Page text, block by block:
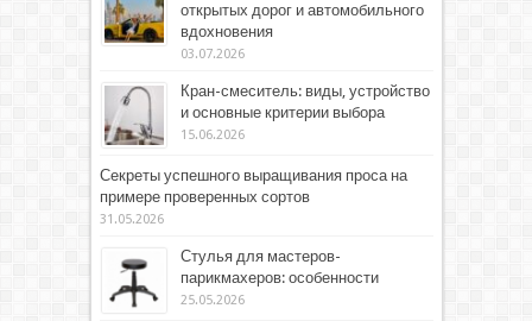
открытых дорог и автомобильного
вдохновения
03.07.2026
Кран-смеситель: виды, устройство
и основные критерии выбора
15.06.2026
Секреты успешного выращивания проса на
примере проверенных сортов
31.05.2026
Стулья для мастеров-
парикмахеров: особенности
25.05.2026